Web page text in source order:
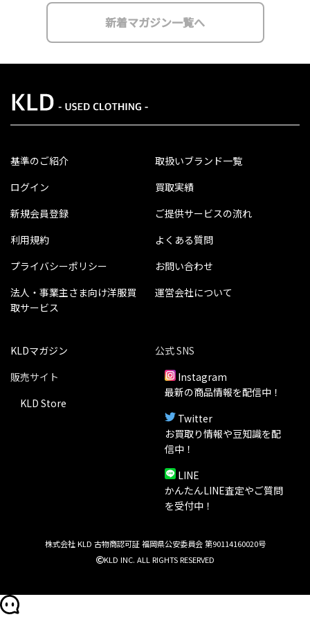
新着マガジン一覧へ
基準のご紹介
ログイン
新規会員登録
利用規約
プライバシーポリシー
法人・事業主さま向け洋服買
取サービス
取扱いブランド一覧
買取実績
ご提供サービスの流れ
よくある質問
お問い合わせ
運営会社について
KLDマガジン
販売サイト
KLD Store
公式 SNS
Instagram
最新の商品情報を配信中！
Twitter
お買取り情報や豆知識を配
信中！
LINE
かんたんLINE査定やご質問
を受付中！
株式会社 KLD 古物商認可証 福岡県公安委員会 第90114160020号
KLD INC. ALL RIGHTS RESERVED